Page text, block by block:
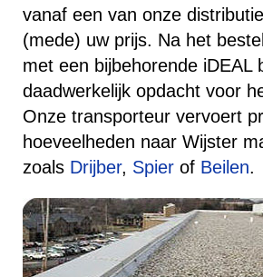
vanaf een van onze
(mede) uw prijs. Na het
met een bijbehorende iDEAL
daadwerkelijk opdacht voor
Onze transporteur vervoert
hoeveelheden naar Wijster
zoals Drijber, Spier of Beilen.